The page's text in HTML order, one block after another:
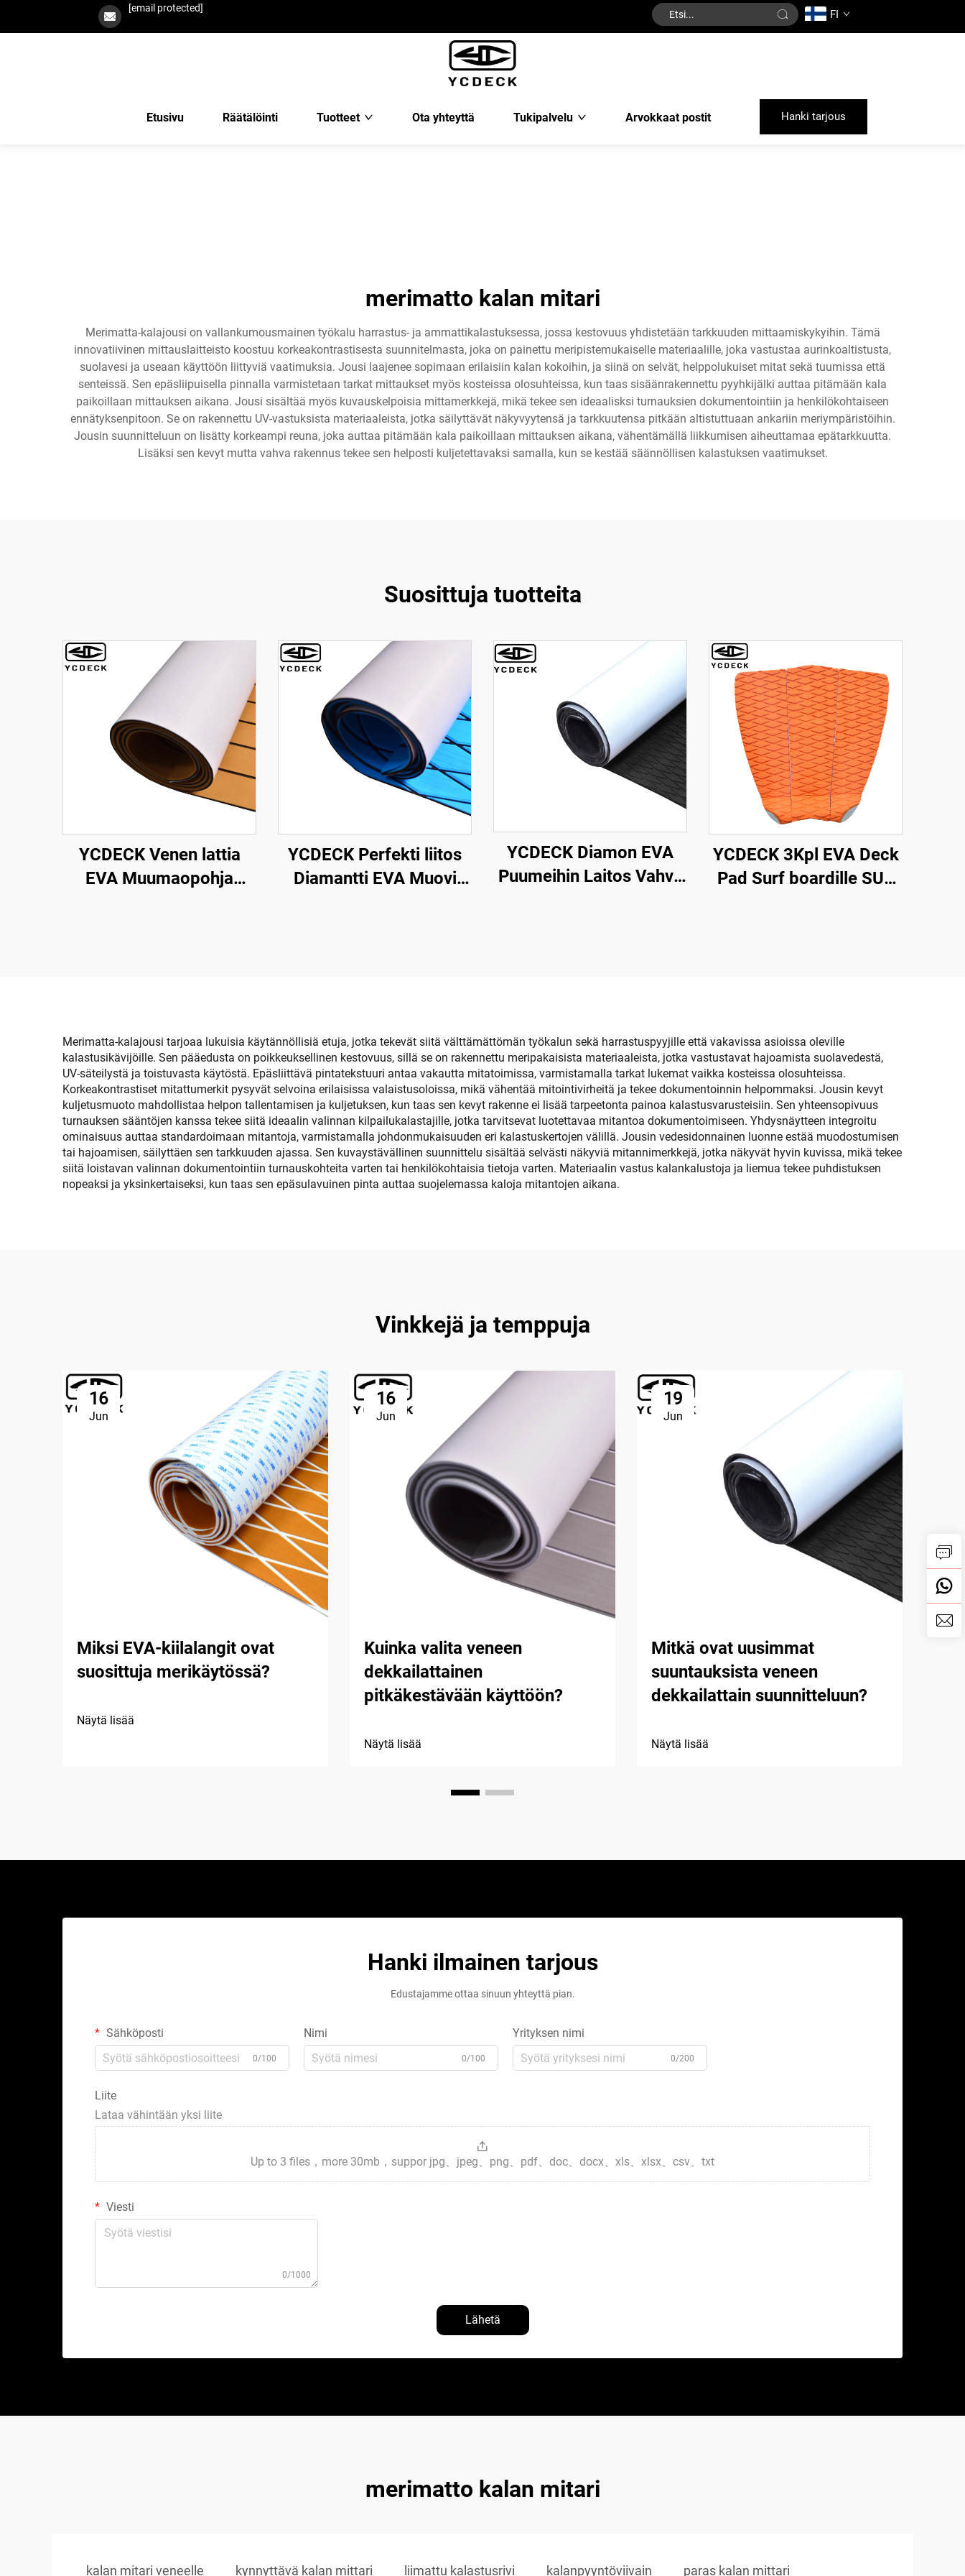
[email protected] FI
Etusivu Räätälöinti Tuotteet Ota yhteyttä Tukipalvelu Arvokkaat postit Hanki tarjous
merimatto kalan mitari
Merimatta-kalajousi on vallankumousmainen työkalu harrastus- ja ammattikalastuksessa, jossa kestovuus yhdistetään tarkkuuden mittaamiskykyihin. Tämä
innovatiivinen mittauslaitteisto koostuu korkeakontrastisesta suunnitelmasta, joka on painettu meripistemukaiselle materiaalille, joka vastustaa aurinkoaltistusta,
suolavesi ja useaan käyttöön liittyviä vaatimuksia. Jousi laajenee sopimaan erilaisiin kalan kokoihin, ja siinä on selvät, helppolukuiset mitat sekä tuumissa että
senteissä. Sen epäsliipuisella pinnalla varmistetaan tarkat mittaukset myös kosteissa olosuhteissa, kun taas sisäänrakennettu pyyhkijälki auttaa pitämään kala
paikoillaan mittauksen aikana. Jousi sisältää myös kuvauskelpoisia mittamerkkejä, mikä tekee sen ideaalisksi turnauksien dokumentointiin ja henkilökohtaiseen
ennätyksenpitoon. Se on rakennettu UV-vastuksista materiaaleista, jotka säilyttävät näkyvyytensä ja tarkkuutensa pitkään altistuttuaan ankariin meriympäristöihin.
Jousin suunnitteluun on lisätty korkeampi reuna, joka auttaa pitämään kala paikoillaan mittauksen aikana, vähentämällä liikkumisen aiheuttamaa epätarkkuutta.
Lisäksi sen kevyt mutta vahva rakennus tekee sen helposti kuljetettavaksi samalla, kun se kestää säännöllisen kalastuksen vaatimukset.
Suosittuja tuotteita
YCDECK Venen lattia
EVA Muumaopohja
Yachtille, Kajakille, Uida-
alalle
YCDECK Perfekti liitos
Diamantti EVA Muovi
YCDECK Diamon EVA
Puumeihin Laitos Vahva
YCDECK 3Kpl EVA Deck
Pad Surf boardille SUP
Merimatta-kalajousi tarjoaa lukuisia käytännöllisiä etuja, jotka tekevät siitä välttämättömän työkalun sekä harrastuspyyjille että vakavissa asioissa oleville
kalastusikävijöille. Sen pääedusta on poikkeuksellinen kestovuus, sillä se on rakennettu meripakaisista materiaaleista, jotka vastustavat hajoamista suolavedestä,
UV-säteilystä ja toistuvasta käytöstä. Epäsliittävä pintatekstuuri antaa vakautta mitatoimissa, varmistamalla tarkat lukemat vaikka kosteissa olosuhteissa.
Korkeakontrastiset mitattumerkit pysyvät selvoina erilaisissa valaistusoloissa, mikä vähentää mitointivirheitä ja tekee dokumentoinnin helpommaksi. Jousin kevyt
kuljetusmuoto mahdollistaa helpon tallentamisen ja kuljetuksen, kun taas sen kevyt rakenne ei lisää tarpeetonta painoa kalastusvarusteisiin. Sen yhteensopivuus
turnauksen sääntöjen kanssa tekee siitä ideaalin valinnan kilpailukalastajille, jotka tarvitsevat luotettavaa mitantoa dokumentoimiseen. Yhdysnäytteen integroitu
ominaisuus auttaa standardoimaan mitantoja, varmistamalla johdonmukaisuuden eri kalastuskertojen välillä. Jousin vedesidonnainen luonne estää muodostumisen
tai hajoamisen, säilyttäen sen tarkkuuden ajassa. Sen kuvaystävällinen suunnittelu sisältää selvästi näkyviä mitannimerkkejä, jotka näkyvät hyvin kuvissa, mikä tekee
siitä loistavan valinnan dokumentointiin turnauskohteita varten tai henkilökohtaisia tietoja varten. Materiaalin vastus kalankalustoja ja liemua tekee puhdistuksen
nopeaksi ja yksinkertaiseksi, kun taas sen epäsulavuinen pinta auttaa suojelemassa kaloja mitantojen aikana.
Vinkkejä ja temppuja
16
Jun
Miksi EVA-kiilalangit ovat
suosittuja merikäytössä?
Näytä lisää
16
Jun
Kuinka valita veneen
dekkailattainen
pitkäkestävään käyttöön?
Näytä lisää
19
Jun
Mitkä ovat uusimmat
suuntauksista veneen
dekkailattain suunnitteluun?
Näytä lisää
Hanki ilmainen tarjous
Edustajamme ottaa sinuun yhteyttä pian.
Sähköposti
0/100
Nimi
0/100
Yrityksen nimi
0/200
Liite
Lataa vähintään yksi liite
Up to 3 files，more 30mb，suppor jpg、jpeg、png、pdf、doc、docx、xls、xlsx、csv、txt
Viesti
0/1000
Lähetä
merimatto kalan mitari
kalan mitari veneelle kynnyttävä kalan mittari liimattu kalastusrivi kalanpyyntöviivain paras kalan mittari